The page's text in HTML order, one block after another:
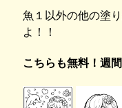
魚１以外の他の塗
よ！！
こちらも無料！週